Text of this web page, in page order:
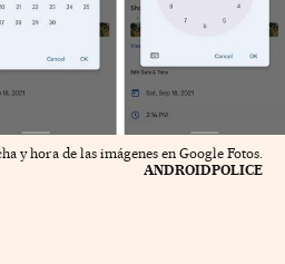
y hora de las imágenes en Google Fotos.
ANDROIDPOLICE